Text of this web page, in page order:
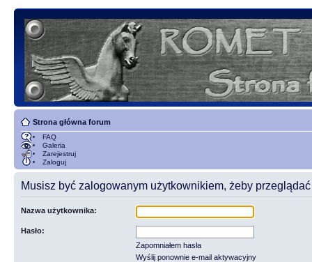
Strona główna forum
FAQ
Galeria
Zarejestruj
Zaloguj
Musisz być zalogowanym użytkownikiem, żeby przeglądać
Nazwa użytkownika:
Hasło:
Zapomniałem hasła
Wyślij ponownie e-mail aktywacyjny